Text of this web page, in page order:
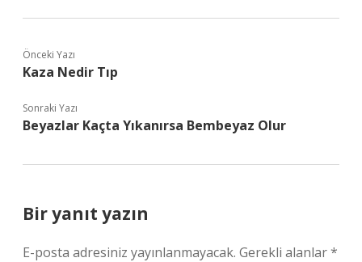
Önceki Yazı
Kaza Nedir Tıp
Sonraki Yazı
Beyazlar Kaçta Yıkanırsa Bembeyaz Olur
Bir yanıt yazın
E-posta adresiniz yayınlanmayacak. Gerekli alanlar*